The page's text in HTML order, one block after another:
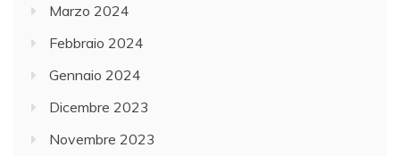
Marzo 2024
Febbraio 2024
Gennaio 2024
Dicembre 2023
Novembre 2023